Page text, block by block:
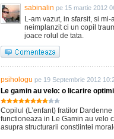
sabinalin pe 15 martie 2012
L-am vazut, in sfarsit, si
neimplanzit ci un copil
joace rolul de tata.
psihologu pe 19 Septembrie 2012
Le gamin au velo: o licarire
Copilul (L’enfant) fratilor
functioneaza in Le Gamin au velo
asupra structurarii constiintei